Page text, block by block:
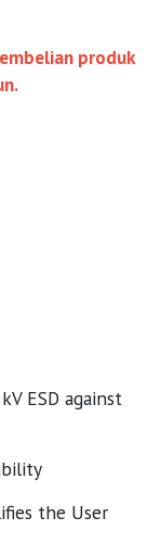
produk
ESD against
the User